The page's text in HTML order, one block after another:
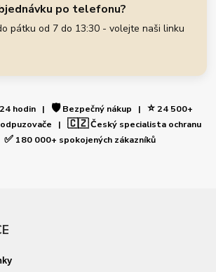
po telefonu?
pátku od 7 do 13:30 - volejte naši linku
hodin | 🛡️Bezpečný nákup | ⭐24 500+
odpuzovače | 🇨🇿Český specialista ochranu
✅180 000+ spokojených zákazníků